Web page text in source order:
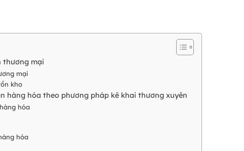
thương mại
mại
kho
hàng hóa theo phương pháp kê khai thương xuyên
hóa
hóa